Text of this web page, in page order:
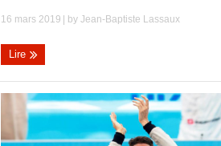
16 mars 2019 | byJean-Baptiste Lassaux
Lire